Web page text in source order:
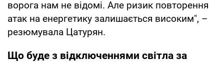
ворога нам не відомі. Але ризик повторення
атак на енергетику залишається високим", –
резюмувала Цатурян.
Що буде з відключеннями світла за